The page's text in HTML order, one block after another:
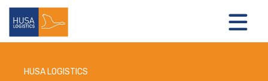
HUSA LOGISTICS